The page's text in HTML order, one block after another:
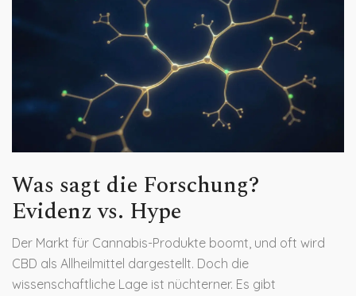
Was sagt die Forschung?
Evidenz vs. Hype
Der Markt für Cannabis-Produkte boomt, und oft wird
CBD als Allheilmittel dargestellt. Doch die
wissenschaftliche Lage ist nüchterner. Es gibt